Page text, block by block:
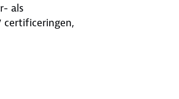
als
certificeringen,